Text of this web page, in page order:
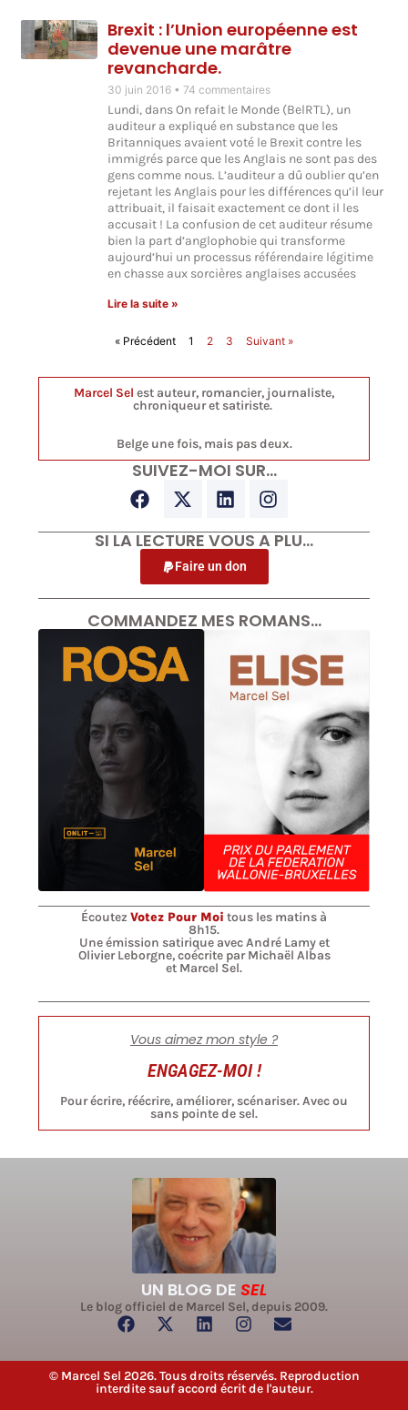
Brexit : l’Union européenne est
devenue une marâtre
revancharde.
30 juin 2016 74 commentaires
Lundi, dans On refait le Monde (BelRTL), un
auditeur a expliqué en substance que les
Britanniques avaient voté le Brexit contre les
immigrés parce que les Anglais ne sont pas des
gens comme nous. L’auditeur a dû oublier qu’en
rejetant les Anglais pour les différences qu’il leur
attribuait, il faisait exactement ce dont il les
accusait ! La confusion de cet auditeur résume
bien la part d’anglophobie qui transforme
aujourd’hui un processus référendaire légitime
en chasse aux sorcières anglaises accusées
Lire la suite »
« Précédent 1 2 3 Suivant »
Marcel Sel est auteur, romancier, journaliste,
chroniqueur et satiriste.
Belge une fois, mais pas deux.
SUIVEZ-MOI SUR…
SI LA LECTURE VOUS A PLU…
Faire un don
COMMANDEZ MES ROMANS…
Écoutez Votez Pour Moi tous les matins à
8h15.
Une émission satirique avec André Lamy et
Olivier Leborgne, coécrite par Michaël Albas
et Marcel Sel.
Vous aimez mon style ?
ENGAGEZ-MOI !
Pour écrire, réécrire, améliorer, scénariser. Avec ou
sans pointe de sel.
UN BLOG DE SEL
Le blog officiel de Marcel Sel, depuis 2009.
© Marcel Sel 2026. Tous droits réservés. Reproduction
interdite sauf accord écrit de l'auteur.